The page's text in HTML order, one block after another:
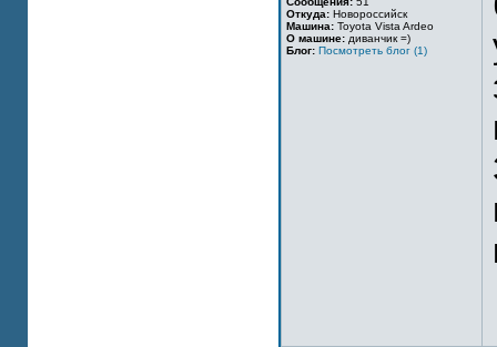
Откуда: Новороссийск
Машина: Toyota Vista Ardeo
О машине: диванчик =)
Блог: Посмотреть блог (1)